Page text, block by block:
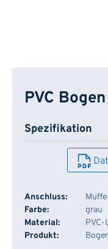
PVC
Spezifikation
Anschluss:
Farbe:
grau
Material:
PVC-
Produkt: